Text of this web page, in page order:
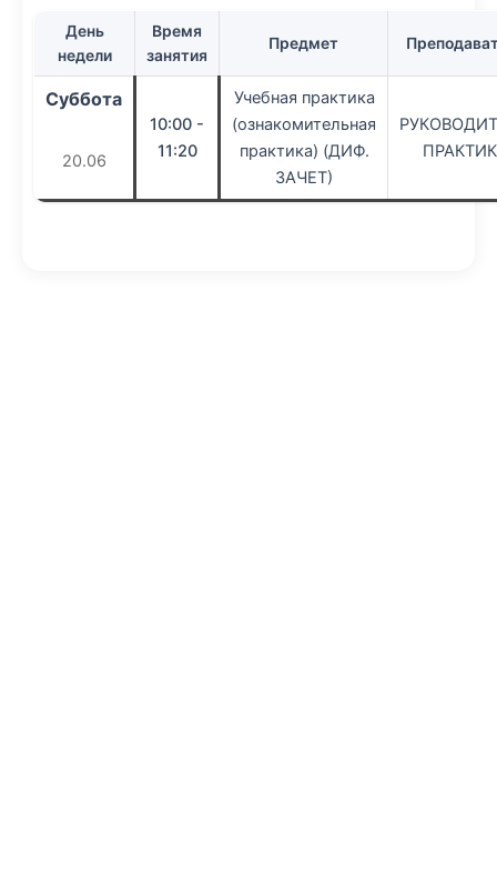
День
недели
Время
занятия
Предмет
Суббота
20.06
10:00 -
11:20
Учебная практика
(ознакомительная
практика) (ДИФ.
ЗАЧЕТ)